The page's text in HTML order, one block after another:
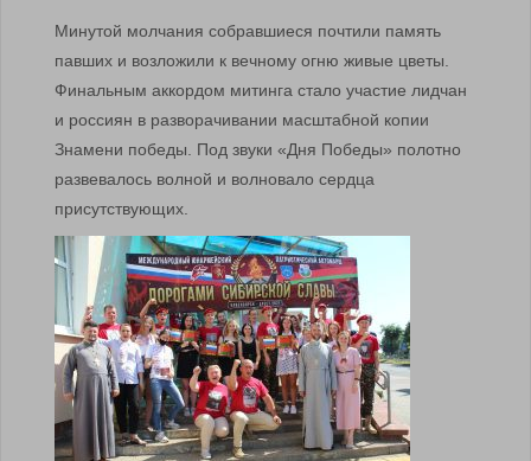
Минутой молчания собравшиеся почтили память
павших и возложили к вечному огню живые цветы.
Финальным аккордом митинга стало участие лидчан
и россиян в разворачивании масштабной копии
Знамени победы. Под звуки «Дня Победы» полотно
развевалось волной и волновало сердца
присутствующих.